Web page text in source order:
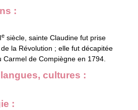
:
e siècle, sainte Claudine fut prise
la Révolution ; elle fut décapitée
de Compiègne en 1794.
cultures :
: